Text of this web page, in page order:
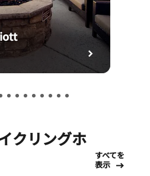
クリングホ
すべてを
表示